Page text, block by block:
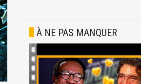
À NE PAS MANQUER